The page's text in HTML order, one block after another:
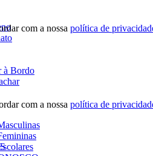
à Bordo
com a nossa política de
com a nossa política de